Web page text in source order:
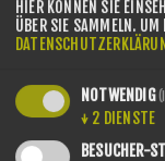
HIER KÖNNEN SIE
ÜBER SIE SAMMELN. UM
NOTWENDIG
↓ 2 DIENSTE
BESUCHER-